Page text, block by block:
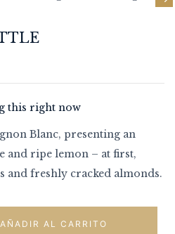
this right now
Blanc, presenting an
and ripe lemon – at first,
and freshly cracked almonds.
AÑADIR AL CARRITO